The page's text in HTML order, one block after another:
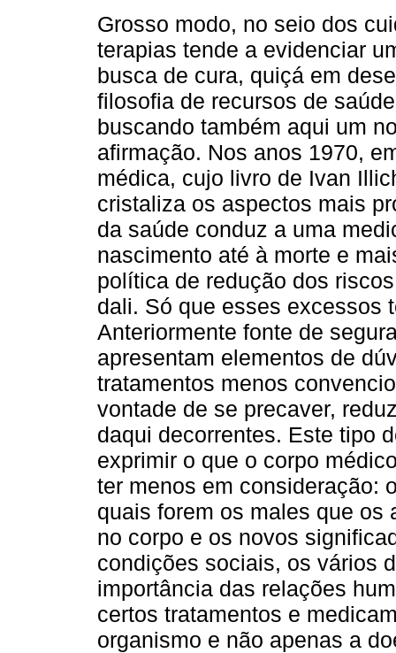
Grosso modo, no seio dos
terapias tende a evidenciar
busca de cura, quiçá em
filosofia de recursos de
buscando também aqui um
afirmação. Nos anos 1970,
médica, cujo livro de Ivan
cristaliza os aspectos mais
da saúde conduz a uma
nascimento até à morte e
política de redução dos
dali. Só que esses excessos
Anteriormente fonte de
apresentam elementos de
tratamentos menos
vontade de se precaver,
daqui decorrentes. Este tipo
exprimir o que o corpo
ter menos em consideração:
quais forem os males que os
no corpo e os novos
condições sociais, os vários
importância das relações
certos tratamentos e
organismo e não apenas a